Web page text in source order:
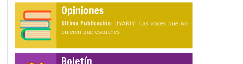
Opiniones
Ultima Publicación: UYARIY: Las voces que no
quieren que escuches
Boletín